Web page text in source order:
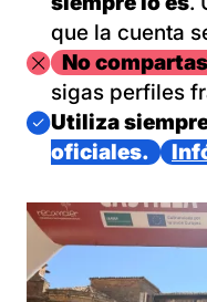
que la cuenta
Imagen
No
sigas perfiles
Imagen
Utiliza
oficiales.